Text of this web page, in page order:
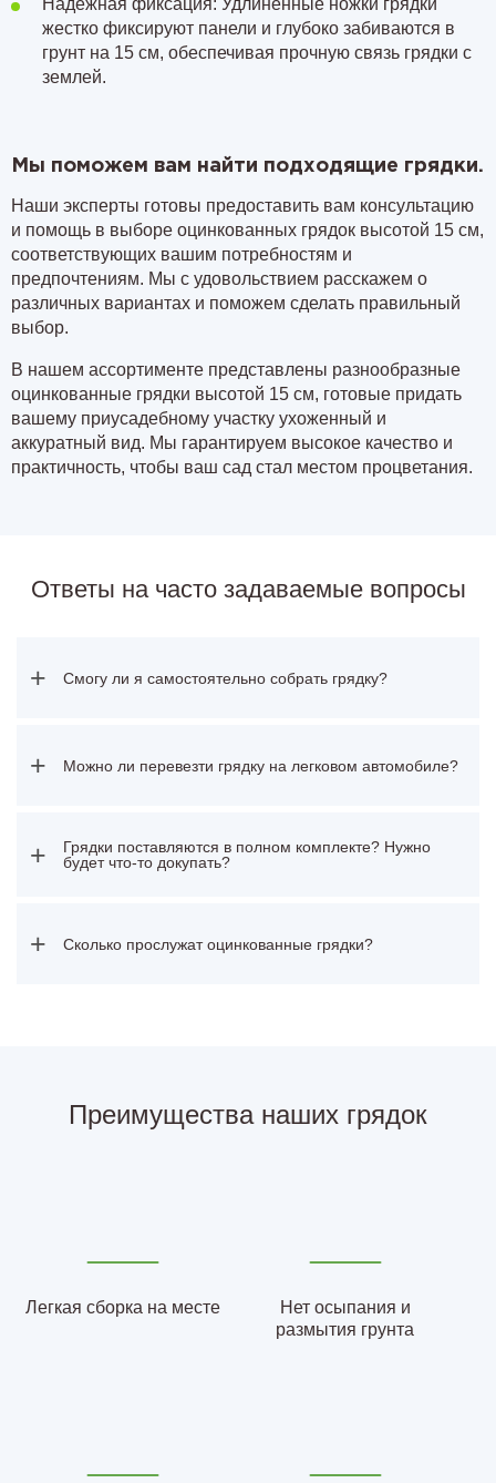
Надежная фиксация: Удлиненные ножки грядки
жестко фиксируют панели и глубоко забиваются в
грунт на 15 см, обеспечивая прочную связь грядки с
землей.
Мы поможем вам найти подходящие грядки.
Наши эксперты готовы предоставить вам консультацию
и помощь в выборе оцинкованных грядок высотой 15 см,
соответствующих вашим потребностям и
предпочтениям. Мы с удовольствием расскажем о
различных вариантах и поможем сделать правильный
выбор.
В нашем ассортименте представлены разнообразные
оцинкованные грядки высотой 15 см, готовые придать
вашему приусадебному участку ухоженный и
аккуратный вид. Мы гарантируем высокое качество и
практичность, чтобы ваш сад стал местом процветания.
Ответы на часто задаваемые вопросы
+ Смогу ли я самостоятельно собрать грядку?
+ Можно ли перевезти грядку на легковом автомобиле?
+
Грядки поставляются в полном комплекте? Нужно
будет что-то докупать?
+ Сколько прослужат оцинкованные грядки?
Преимущества наших грядок
Легкая сборка на месте
Нет осыпания и
размытия грунта